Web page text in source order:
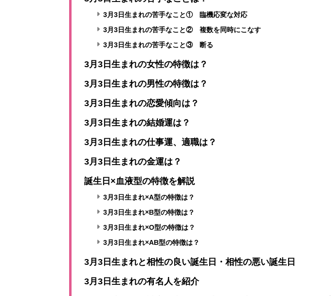
3月3日生まれの苦手なこと① 臨機応変な対応
3月3日生まれの苦手なこと② 複数を同時にこなす
3月3日生まれの苦手なこと③ 断る
3月3日生まれの女性の特徴は？
3月3日生まれの男性の特徴は？
3月3日生まれの恋愛傾向は？
3月3日生まれの結婚運は？
3月3日生まれの仕事運、適職は？
3月3日生まれの金運は？
誕生日×血液型の特徴を解説
3月3日生まれ×A型の特徴は？
3月3日生まれ×B型の特徴は？
3月3日生まれ×O型の特徴は？
3月3日生まれ×AB型の特徴は？
3月3日生まれと相性の良い誕生日・相性の悪い誕生日
3月3日生まれの有名人を紹介